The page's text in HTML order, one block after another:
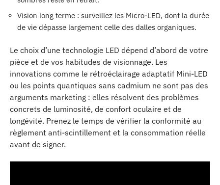
Vision long terme : surveillez les Micro-LED, dont la durée
de vie dépasse largement celle des dalles organiques.
Le choix d’une technologie LED dépend d’abord de votre
pièce et de vos habitudes de visionnage. Les
innovations comme le rétroéclairage adaptatif Mini-LED
ou les points quantiques sans cadmium ne sont pas des
arguments marketing : elles résolvent des problèmes
concrets de luminosité, de confort oculaire et de
longévité. Prenez le temps de vérifier la conformité au
règlement anti-scintillement et la consommation réelle
avant de signer.